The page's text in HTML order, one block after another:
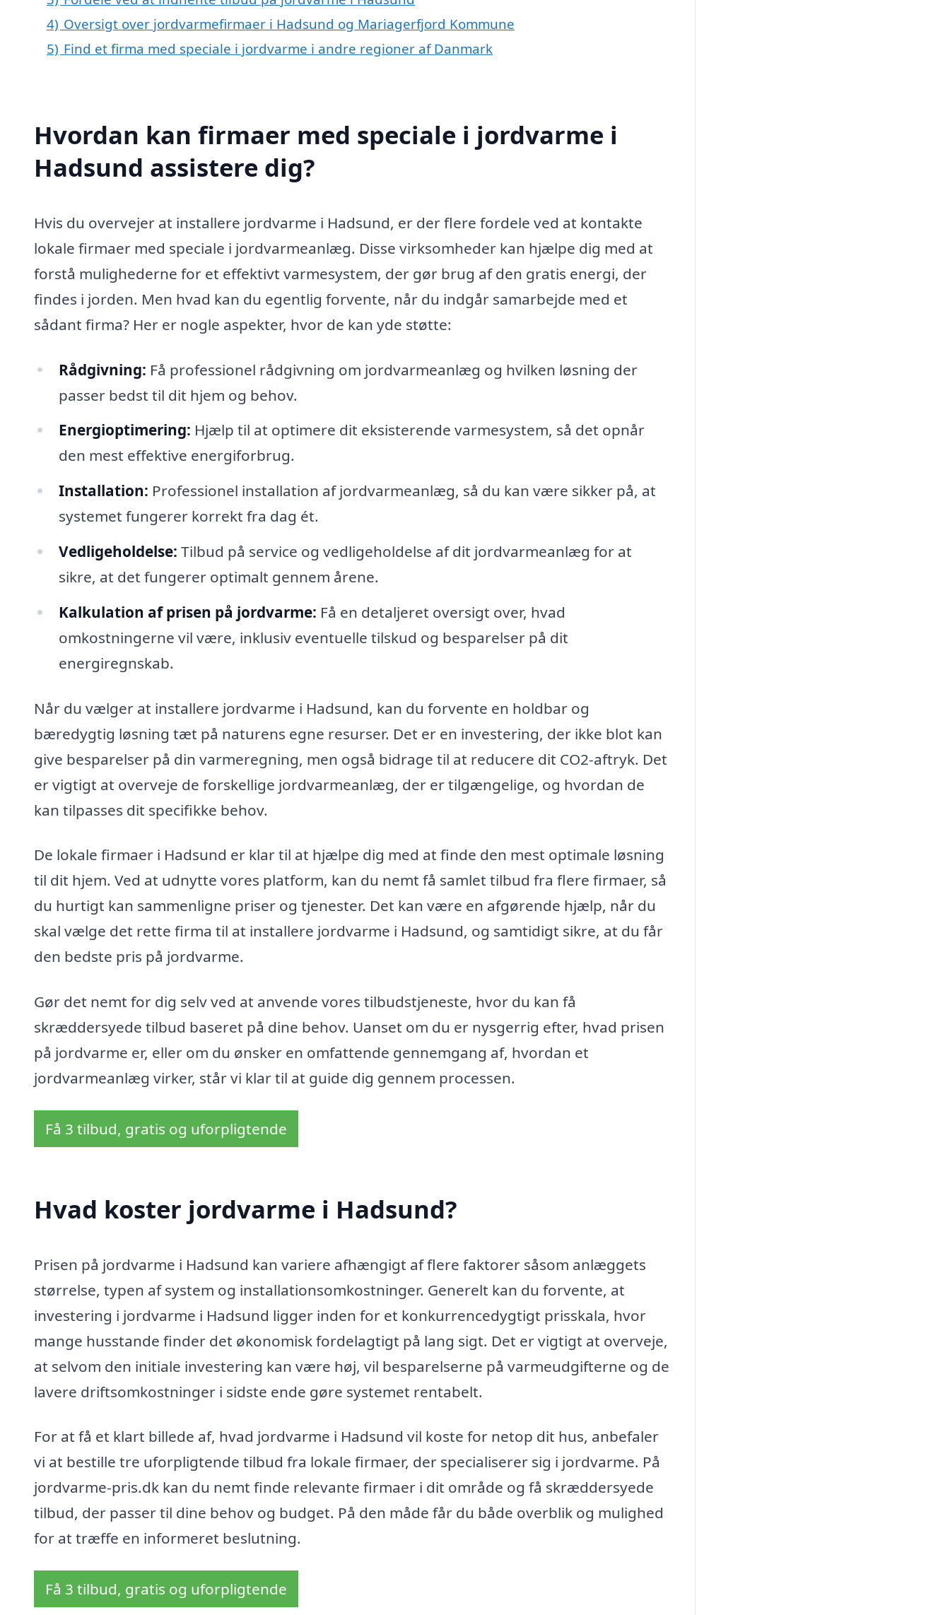
4) Oversigt over jordvarmefirmaer i Hadsund og Mariagerfjord Kommune
5) Find et firma med speciale i jordvarme i andre regioner af Danmark
Hvordan kan firmaer med speciale i jordvarme i
Hadsund assistere dig?
Hvis du overvejer at installere jordvarme i Hadsund, er der flere fordele ved at kontakte
lokale firmaer med speciale i jordvarmeanlæg. Disse virksomheder kan hjælpe dig med at
forstå mulighederne for et effektivt varmesystem, der gør brug af den gratis energi, der
findes i jorden. Men hvad kan du egentlig forvente, når du indgår samarbejde med et
sådant firma? Her er nogle aspekter, hvor de kan yde støtte:
Rådgivning: Få professionel rådgivning om jordvarmeanlæg og hvilken løsning der
passer bedst til dit hjem og behov.
Energioptimering: Hjælp til at optimere dit eksisterende varmesystem, så det opnår
den mest effektive energiforbrug.
Installation: Professionel installation af jordvarmeanlæg, så du kan være sikker på, at
systemet fungerer korrekt fra dag ét.
Vedligeholdelse: Tilbud på service og vedligeholdelse af dit jordvarmeanlæg for at
sikre, at det fungerer optimalt gennem årene.
Kalkulation af prisen på jordvarme: Få en detaljeret oversigt over, hvad
omkostningerne vil være, inklusiv eventuelle tilskud og besparelser på dit
energiregnskab.
Når du vælger at installere jordvarme i Hadsund, kan du forvente en holdbar og
bæredygtig løsning tæt på naturens egne resurser. Det er en investering, der ikke blot kan
give besparelser på din varmeregning, men også bidrage til at reducere dit CO2-aftryk. Det
er vigtigt at overveje de forskellige jordvarmeanlæg, der er tilgængelige, og hvordan de
kan tilpasses dit specifikke behov.
De lokale firmaer i Hadsund er klar til at hjælpe dig med at finde den mest optimale løsning
til dit hjem. Ved at udnytte vores platform, kan du nemt få samlet tilbud fra flere firmaer, så
du hurtigt kan sammenligne priser og tjenester. Det kan være en afgørende hjælp, når du
skal vælge det rette firma til at installere jordvarme i Hadsund, og samtidigt sikre, at du får
den bedste pris på jordvarme.
Gør det nemt for dig selv ved at anvende vores tilbudstjeneste, hvor du kan få
skræddersyede tilbud baseret på dine behov. Uanset om du er nysgerrig efter, hvad prisen
på jordvarme er, eller om du ønsker en omfattende gennemgang af, hvordan et
jordvarmeanlæg virker, står vi klar til at guide dig gennem processen.
Få 3 tilbud, gratis og uforpligtende
Hvad koster jordvarme i Hadsund?
Prisen på jordvarme i Hadsund kan variere afhængigt af flere faktorer såsom anlæggets
størrelse, typen af system og installationsomkostninger. Generelt kan du forvente, at
investering i jordvarme i Hadsund ligger inden for et konkurrencedygtigt prisskala, hvor
mange husstande finder det økonomisk fordelagtigt på lang sigt. Det er vigtigt at overveje,
at selvom den initiale investering kan være høj, vil besparelserne på varmeudgifterne og de
lavere driftsomkostninger i sidste ende gøre systemet rentabelt.
For at få et klart billede af, hvad jordvarme i Hadsund vil koste for netop dit hus, anbefaler
vi at bestille tre uforpligtende tilbud fra lokale firmaer, der specialiserer sig i jordvarme. På
jordvarme-pris.dk kan du nemt finde relevante firmaer i dit område og få skræddersyede
tilbud, der passer til dine behov og budget. På den måde får du både overblik og mulighed
for at træffe en informeret beslutning.
Få 3 tilbud, gratis og uforpligtende